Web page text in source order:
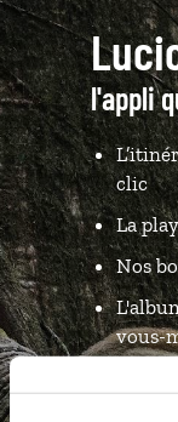
l'appli
clic
La
Nos
vous-